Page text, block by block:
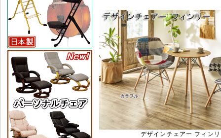
デザインチェアー フィン